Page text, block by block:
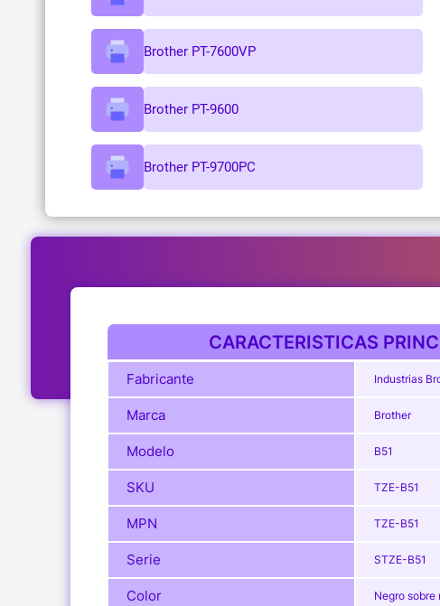
Brother PT-7600VP
Brother PT-9600
Brother PT-9700PC
CARACTERISTICAS
Fabricante Industrias
Marca Brother
Modelo B51
SKU TZE-B51
MPN TZE-B51
Serie STZE-B51
Color Negro sobre